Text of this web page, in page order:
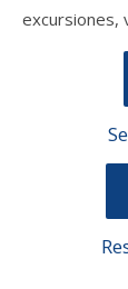
excursiones,